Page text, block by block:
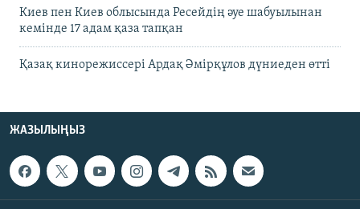
Киев пен Киев облысында Ресейдің әуе шабуылынан
кемінде 17 адам қаза тапқан
Қазақ кинорежиссері Ардақ Әмірқұлов дүниеден өтті
ЖАЗЫЛЫҢЫЗ